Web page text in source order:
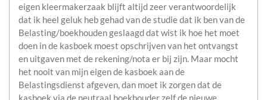
eigen kleermakerzaak blijft altijd zeer verantwoordelijk
dat ik heel geluk heb gehad van de studie dat ik ben van de
Belasting/boekhouden geslaagd dat wist ik hoe het moet
doen in de kasboek moest opschrijven van het ontvangst
en uitgaven met de rekening/nota er bij zijn. Maar mocht
het nooit van mijn eigen de kasboek aan de
Belastingsdienst afgeven, dan moet ik zorgen dat de
kasboek via de neutraal boekhouder zelf de nieuwe